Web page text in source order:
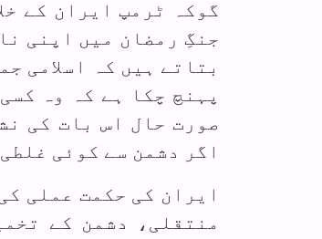
گوکہ ٹرمپ ایران کے
جنگِ رمضان میں اپنی
بتاتے ہیں کہ اسلامی
پہنچ چکا ہے کہ وہ
صورت حال اس بات کی
اگر دشمن سے کوئی
ایران کی حکمت عملی
منتقلی، دشمن کے